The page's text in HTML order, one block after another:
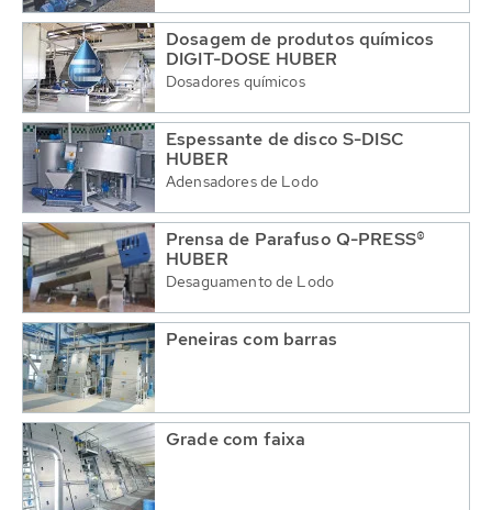
Dosagem de produtos químicos
DIGIT-DOSE HUBER
Dosadores químicos
Espessante de disco S-DISC
HUBER
Adensadores de Lodo
Prensa de Parafuso Q-PRESS®
HUBER
Desaguamento de Lodo
Peneiras com barras
Grade com faixa